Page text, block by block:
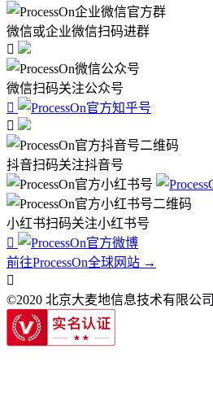
微信或企业微信扫码进群

微信扫码关注公众号


抖音扫码关注抖音号
小红书扫码关注小红书号

前往ProcessOn全球网站 →

©2020 北京大麦地信息技术有限公司